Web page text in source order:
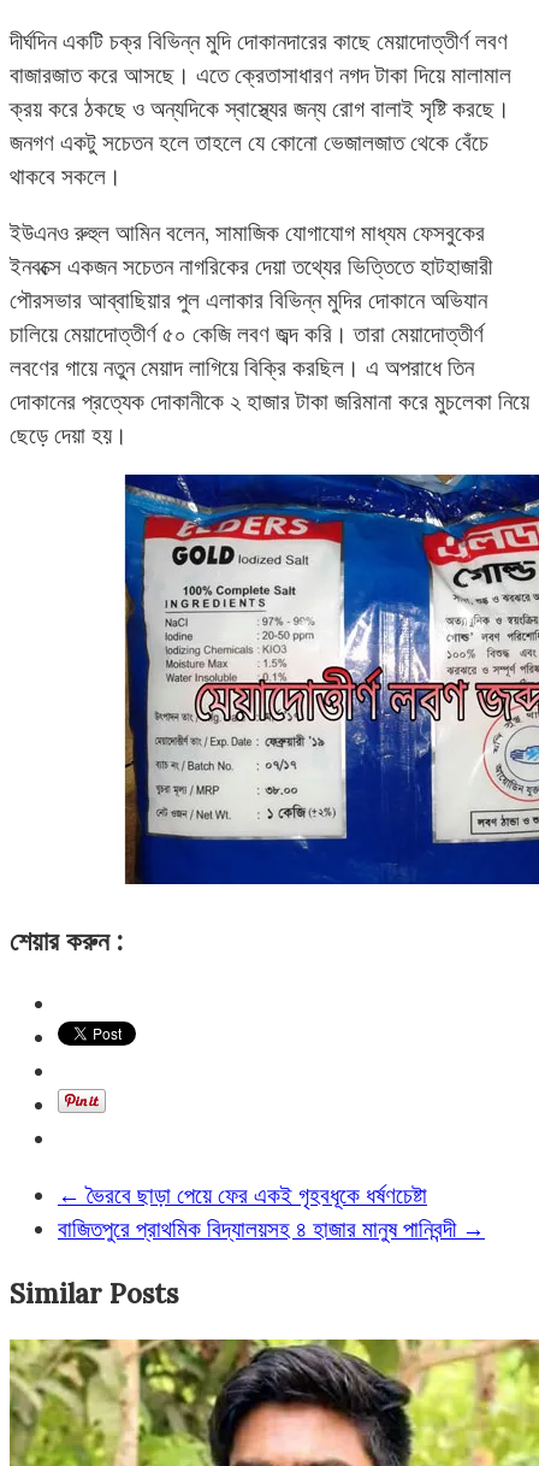
দীর্ঘদিন একটি চক্র বিভিন্ন মুদি দোকানদারের কাছে মেয়াদোত্তীর্ণ লবণ
বাজারজাত করে আসছে। এতে ক্রেতাসাধারণ নগদ টাকা দিয়ে মালামাল
ক্রয় করে ঠকছে ও অন্যদিকে স্বাস্থ্যের জন্য রোগ বালাই সৃষ্টি করছে।
জনগণ একটু সচেতন হলে তাহলে যে কোনো ভেজালজাত থেকে বেঁচে
থাকবে সকলে।
ইউএনও রুহুল আমিন বলেন, সামাজিক যোগাযোগ মাধ্যম ফেসবুকের
ইনবক্সে একজন সচেতন নাগরিকের দেয়া তথ্যের ভিত্তিতে হাটহাজারী
পৌরসভার আব্বাছিয়ার পুল এলাকার বিভিন্ন মুদির দোকানে অভিযান
চালিয়ে মেয়াদোত্তীর্ণ ৫০ কেজি লবণ জব্দ করি। তারা মেয়াদোত্তীর্ণ
লবণের গায়ে নতুন মেয়াদ লাগিয়ে বিক্রি করছিল। এ অপরাধে তিন
দোকানের প্রত্যেক দোকানীকে ২ হাজার টাকা জরিমানা করে মুচলেকা নিয়ে
ছেড়ে দেয়া হয়।
শেয়ার করুন :
← ভৈরবে ছাড়া পেয়ে ফের একই গৃহবধূকে ধর্ষণচেষ্টা
বাজিতপুরে প্রাথমিক বিদ্যালয়সহ ৪ হাজার মানুষ পানিবন্দী →
Similar Posts